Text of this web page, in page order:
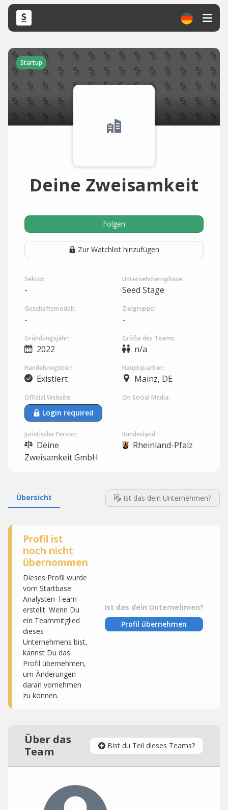
Startup
Deine Zweisamkeit
Folgen
Zur Watchlist hinzufügen
Sektor:
-
Unternehmensphase:
Seed Stage
Geschäftsmodell:
-
Zielgruppe:
-
Gründungsjahr:
2022
Größe des Teams:
n/a
Handelsregister:
Existiert
Hauptquartier:
Mainz, DE
Official Website:
Login required
On Social Media:
Juristische Person:
Deine
Zweisamkeit GmbH
Bundesland:
Rheinland-Pfalz
Übersicht Ist das dein Unternehmen?
Profil ist
noch nicht
übernommen
Dieses Profil wurde
vom Startbase
Analysten-Team
erstellt. Wenn Du
ein Teammitglied
dieses
Unternehmens bist,
kannst Du das
Profil übernehmen,
um Änderungen
daran vornehmen
zu können.
Ist das dein Unternehmen?
Profil übernehmen
Über das
Team
Bist du Teil dieses Teams?